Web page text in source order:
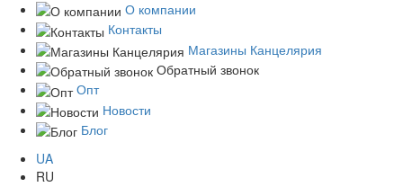
О компании
Контакты
Магазины Канцелярия
Обратный звонок
Опт
Новости
Блог
UA
RU